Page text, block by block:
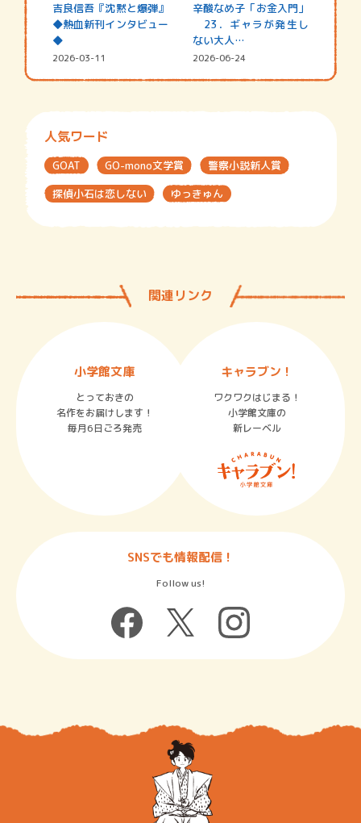
吉良信吾『沈黙と爆弾』
◆熱血新刊インタビュー
◆
2026-03-11
辛酸なめ子「お金入門」
23．ギャラが発生し
ない大人…
2026-06-24
人気ワード
GOAT GO-mono文学賞
警察小説新人賞
探偵小石は恋しない
ゆっきゅん
関連リンク
小学館文庫
とっておきの
名作をお届けします！
毎月6日ごろ発売
キャラブン！
ワクワクはじまる！
小学館文庫の
新レーベル
SNSでも情報配信！
Follow us!